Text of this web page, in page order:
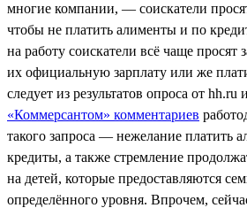
многие компании, — соискатели
чтобы не платить алименты и по
на работу соискатели всё чаще просят
их официальную зарплату или же
следует из результатов опроса от hh.ru и
«Коммерсантом» комментариев
такого запроса — нежелание платить
кредиты, а также стремление
на детей, которые предоставляются
определённого уровня. Впрочем,